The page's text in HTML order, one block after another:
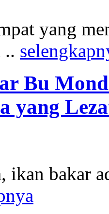
yang
..
Bu
yang
ikan bakar